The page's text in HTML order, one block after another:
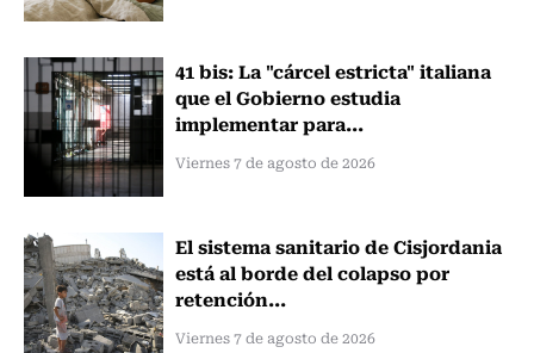
41 bis: La "cárcel estricta" italiana
que el Gobierno estudia
implementar para...
Viernes 7 de agosto de 2026
El sistema sanitario de Cisjordania
está al borde del colapso por
retención...
Viernes 7 de agosto de 2026